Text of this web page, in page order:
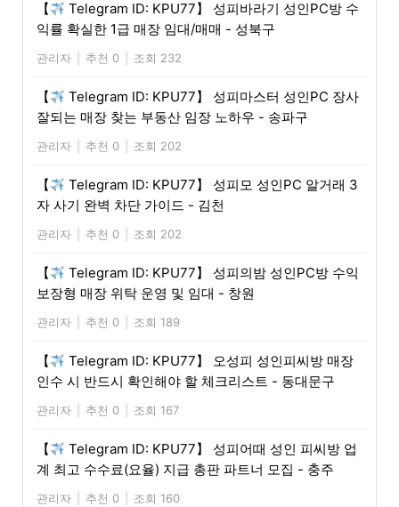
【
Telegram ID: KPU77】 성피바라기 성인PC방 수
익률 확실한 1급 매장 임대/매매 - 성북구
관리자 추천 0 조회 232
【
Telegram ID: KPU77】 성피마스터 성인PC 장사
잘되는 매장 찾는 부동산 임장 노하우 - 송파구
관리자 추천 0 조회 202
【
Telegram ID: KPU77】 성피모 성인PC 알거래 3
자 사기 완벽 차단 가이드 - 김천
관리자 추천 0 조회 202
【
Telegram ID: KPU77】 성피의밤 성인PC방 수익
보장형 매장 위탁 운영 및 임대 - 창원
관리자 추천 0 조회 189
【
Telegram ID: KPU77】 오성피 성인피씨방 매장
인수 시 반드시 확인해야 할 체크리스트 - 동대문구
관리자 추천 0 조회 167
【
Telegram ID: KPU77】 성피어때 성인 피씨방 업
계 최고 수수료(요율) 지급 총판 파트너 모집 - 충주
관리자 추천 0 조회 160